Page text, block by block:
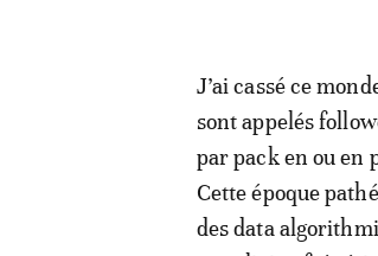
J’ai cassé ce
sont appelés
par pack en ou en
Cette époque
des data